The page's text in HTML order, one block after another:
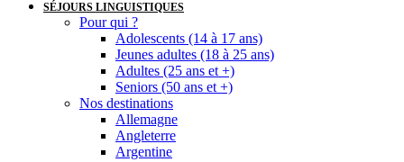
SÉJOURS LINGUISTIQUES
Pour qui ?
Adolescents (14 à 17 ans)
Jeunes adultes (18 à 25 ans)
Adultes (25 ans et +)
Seniors (50 ans et +)
Nos destinations
Allemagne
Angleterre
Argentine